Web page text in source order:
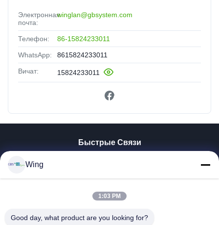
Электронная
почта:
winglan@gbsystem.com
Телефон: 86-15824233011
WhatsApp: 8615824233011
Вичат: 15824233011
Быстрые Связи
VR-Шоу
Экскурсия По Заводу
Wing
1:03 PM
Good day, what product are you looking for?